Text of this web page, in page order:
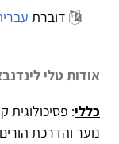
דוברת
אודות טלי
כללי:
נוער והדרכת